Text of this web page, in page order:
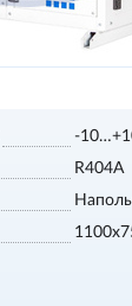
-
R404A